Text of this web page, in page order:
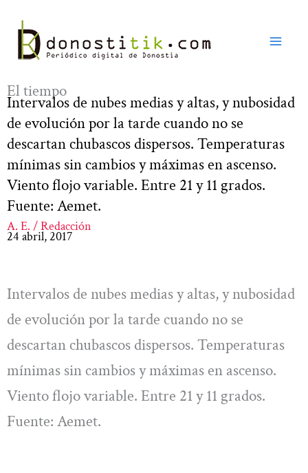
contenido
El tiempo
Intervalos de nubes medias y altas, y nubosidad
de evolución por la tarde cuando no se
descartan chubascos dispersos. Temperaturas
mínimas sin cambios y máximas en ascenso.
Viento flojo variable. Entre 21 y 11 grados.
Fuente: Aemet.
A. E. / Redacción
24 abril, 2017
Intervalos de nubes medias y altas, y nubosidad
de evolución por la tarde cuando no se
descartan chubascos dispersos. Temperaturas
mínimas sin cambios y máximas en ascenso.
Viento flojo variable. Entre 21 y 11 grados.
Fuente: Aemet.